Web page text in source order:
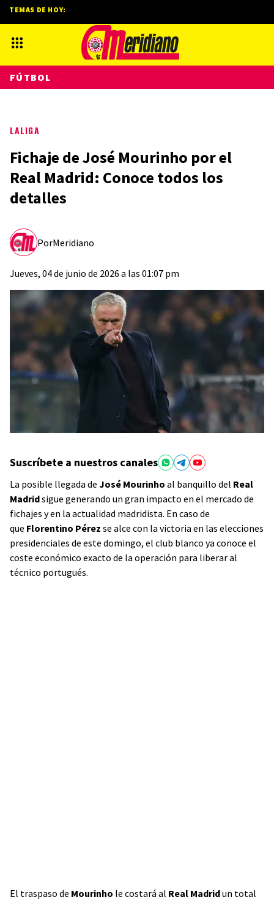
LALIGA
Fichaje de José Mourinho por el
Real Madrid: Conoce todos los
detalles
PorMeridiano
Jueves, 04 de junio de 2026 a las 01:07 pm
Suscríbete a nuestros canales
La posible llegada de José Mourinho al banquillo del Real
Madridsigue generando un gran impacto en el mercado de
fichajes y en la actualidad madridista. En caso de
que Florentino Pérez se alce con la victoria en las elecciones
presidenciales de este domingo, el club blanco ya conoce el
coste económico exacto de la operación para liberar al
técnico portugués.
El traspaso de Mourinho le costará al Real Madridun total
TEMAS DE HOY:
FÚTBOL